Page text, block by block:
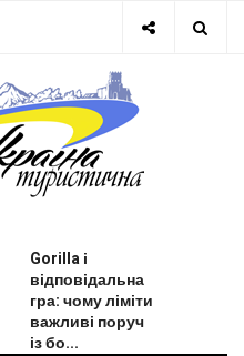
Gorilla і
відповідальна
гра: чому ліміти
важливі поруч
із бо...